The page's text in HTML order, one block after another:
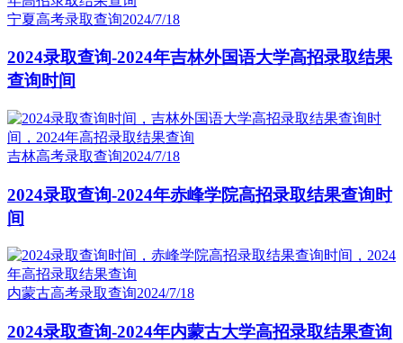
宁夏高考录取查询2024/7/18
2024录取查询-2024年吉林外国语大学高招录取结果
查询时间
吉林高考录取查询2024/7/18
2024录取查询-2024年赤峰学院高招录取结果查询时
间
内蒙古高考录取查询2024/7/18
2024录取查询-2024年内蒙古大学高招录取结果查询